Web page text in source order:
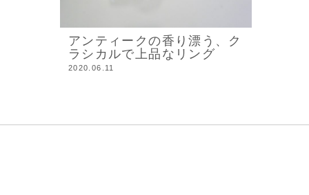
アンティークの香り漂う、ク
ラシカルで上品なリング
2020.06.11